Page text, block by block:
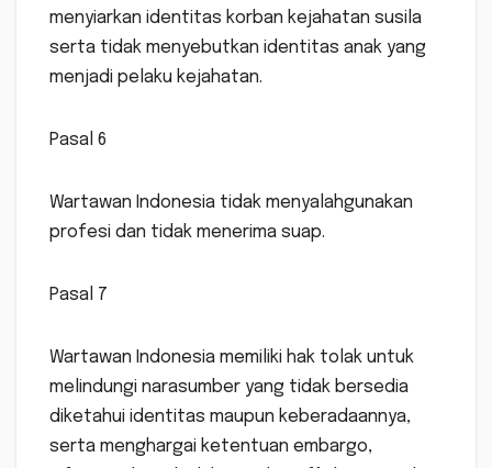
menyiarkan identitas korban kejahatan susila
serta tidak menyebutkan identitas anak yang
menjadi pelaku kejahatan.
Pasal 6
Wartawan Indonesia tidak menyalahgunakan
profesi dan tidak menerima suap.
Pasal 7
Wartawan Indonesia memiliki hak tolak untuk
melindungi narasumber yang tidak bersedia
diketahui identitas maupun keberadaannya,
serta menghargai ketentuan embargo,